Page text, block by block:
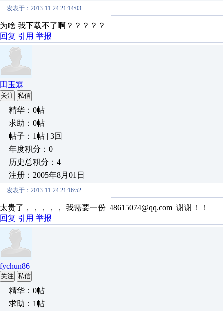
发表于：2013-11-24 21:14:03
为啥 我下载不了啊？？？？？
回复 引用 举报
田玉霖
关注 私信
精华：0帖
求助：0帖
帖子：1帖 | 3回
年度积分：0
历史总积分：4
注册：2005年8月01日
发表于：2013-11-24 21:16:52
太贵了，，，，， 我需要一份 48615074@qq.com 谢谢！！
回复 引用 举报
fychun86
关注 私信
精华：0帖
求助：1帖